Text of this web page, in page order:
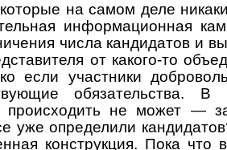
на самом деле
информационная
числа кандидатов и
от какого-то
если участники
обязательства. В
происходить не может —
уже определили
конструкция. Пока что